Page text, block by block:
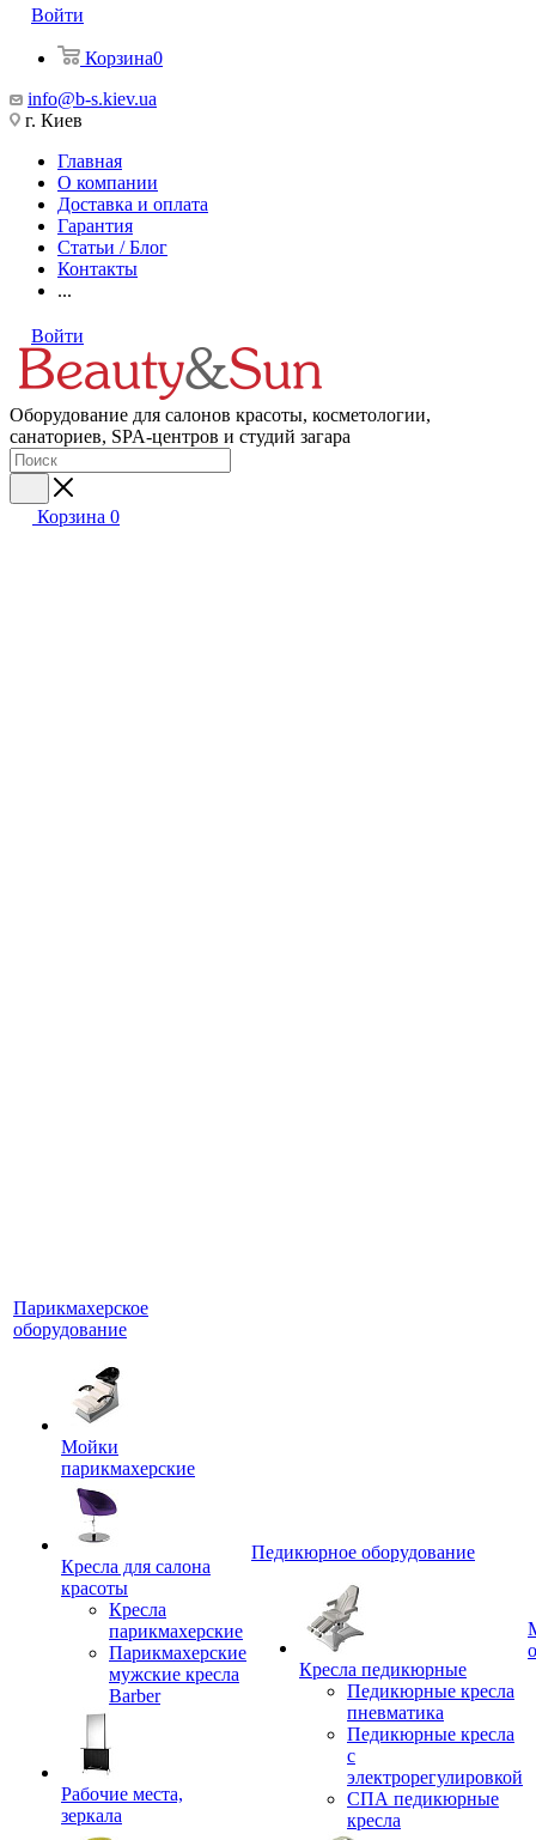
Войти
Корзина0
info@b-s.kiev.ua
г. Киев
Главная
О компании
Доставка и оплата
Гарантия
Статьи / Блог
Контакты
...
Войти
Оборудование для салонов красоты, косметологии,
санаториев, SPA-центров и студий загара
Корзина 0
Парикмахерское
оборудование
Мойки
парикмахерские
Кресла для салона
красоты
Кресла
парикмахерские
Парикмахерские
мужские кресла
Barber
Рабочие места,
зеркала
Педикюрное оборудование
Кресла педикюрные
Педикюрные кресла
пневматика
Педикюрные кресла
с
электрорегулировкой
СПА педикюрные
кресла